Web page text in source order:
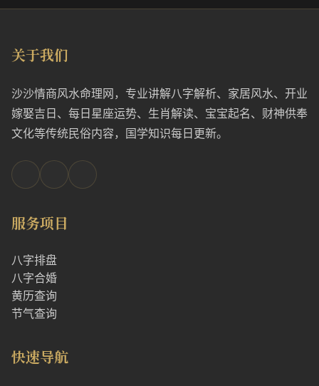
关于我们
沙沙情商风水命理网，专业讲解八字解析、家居风水、开业
嫁娶吉日、每日星座运势、生肖解读、宝宝起名、财神供奉
文化等传统民俗内容，国学知识每日更新。
服务项目
八字排盘
八字合婚
黄历查询
节气查询
快速导航